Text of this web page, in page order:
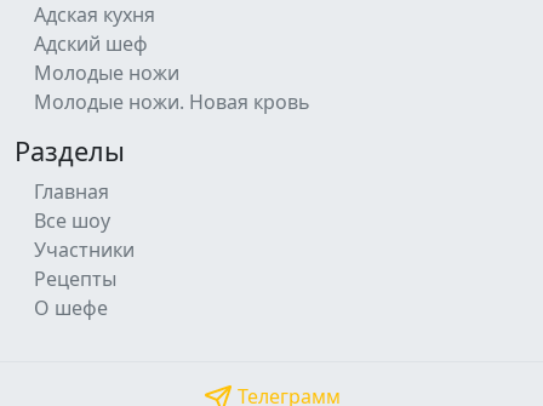
Адская кухня
Адский шеф
Молодые ножи
Молодые ножи. Новая кровь
Разделы
Главная
Все шоу
Участники
Рецепты
О шефе
Телеграмм